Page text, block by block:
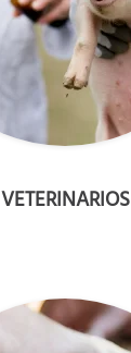
VETERINARIOS